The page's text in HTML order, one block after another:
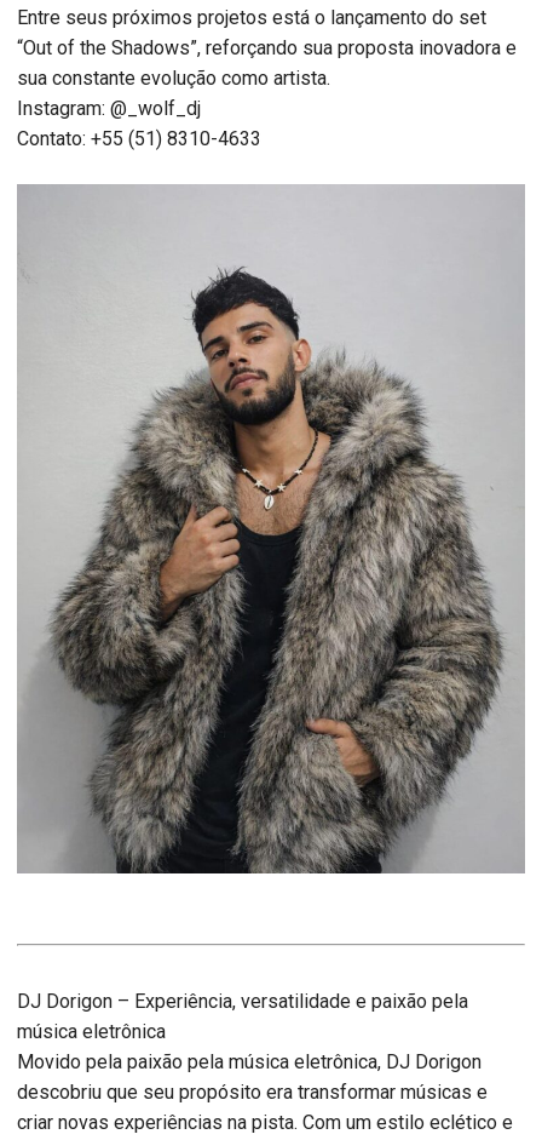
Entre seus próximos projetos está o lançamento do set
“Out of the Shadows”, reforçando sua proposta inovadora e
sua constante evolução como artista.
Instagram: @_wolf_dj
Contato: +55 (51) 8310-4633
DJ Dorigon – Experiência, versatilidade e paixão pela
música eletrônica
Movido pela paixão pela música eletrônica, DJ Dorigon
descobriu que seu propósito era transformar músicas e
criar novas experiências na pista. Com um estilo eclético e